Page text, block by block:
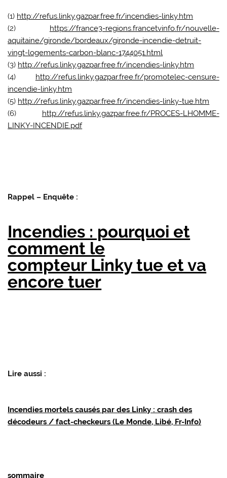
(1) http://refus.linky.gazpar.free.fr/incendies-linky.htm
(2) https://france3-regions.francetvinfo.fr/nouvelle-
aquitaine/gironde/bordeaux/gironde-incendie-detruit-
vingt-logements-carbon-blanc-1744051.html
(3) http://refus.linky.gazpar.free.fr/incendies-linky.htm
(4) http://refus.linky.gazpar.free.fr/promotelec-censure-
incendie-linky.htm
(5) http://refus.linky.gazpar.free.fr/incendies-linky-tue.htm
(6) http://refus.linky.gazpar.free.fr/PROCES-LHOMME-
LINKY-INCENDIE.pdf
Rappel – Enquête :
Incendies : pourquoi et
comment le
compteur Linky tue et va
encore tuer
Lire aussi :
Incendies mortels causés par des Linky : crash des
décodeurs / fact-checkeurs (Le Monde, Libé, Fr-Info)
sommaire